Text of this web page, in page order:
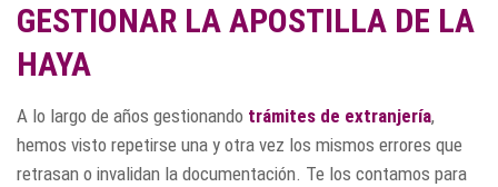
GESTIONAR LA APOSTILLA DE LA
HAYA
A lo largo de años gestionando trámites de extranjería,
hemos visto repetirse una y otra vez los mismos errores que
retrasan o invalidan la documentación. Te los contamos para